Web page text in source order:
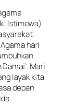
Istimewa)
hari
Mari
layak kita
depan